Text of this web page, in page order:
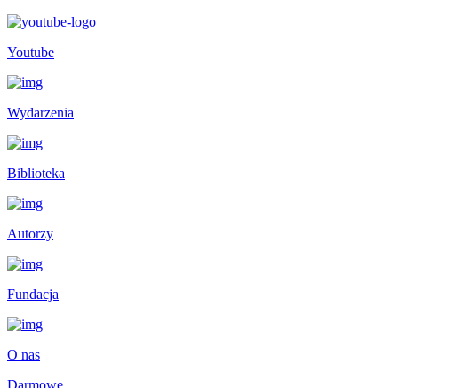
Youtube
Wydarzenia
Biblioteka
Autorzy
Fundacja
O nas
Darmowe